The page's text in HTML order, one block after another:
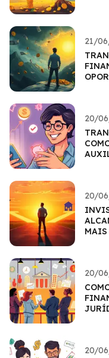
21/
20/
20/
20/
20/